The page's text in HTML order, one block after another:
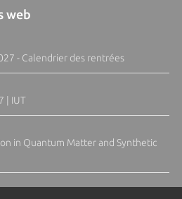
web
- Calendrier des rentrées
| IUT
in Quantum Matter and Synthetic